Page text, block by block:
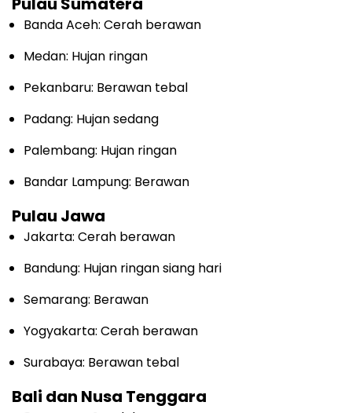
Banda Aceh: Cerah berawan
Medan: Hujan ringan
Pekanbaru: Berawan tebal
Padang: Hujan sedang
Palembang: Hujan ringan
Bandar Lampung: Berawan
Pulau Jawa
Jakarta: Cerah berawan
Bandung: Hujan ringan siang hari
Semarang: Berawan
Yogyakarta: Cerah berawan
Surabaya: Berawan tebal
Bali dan Nusa Tenggara